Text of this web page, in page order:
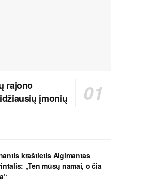
rajono
įmonių
kraštietis Algimantas
„Ten mūsų namai, o čia